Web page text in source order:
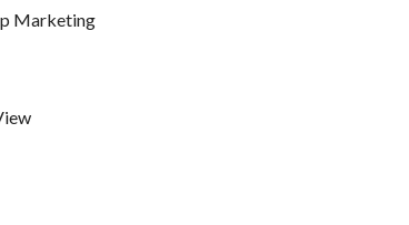
Marketing